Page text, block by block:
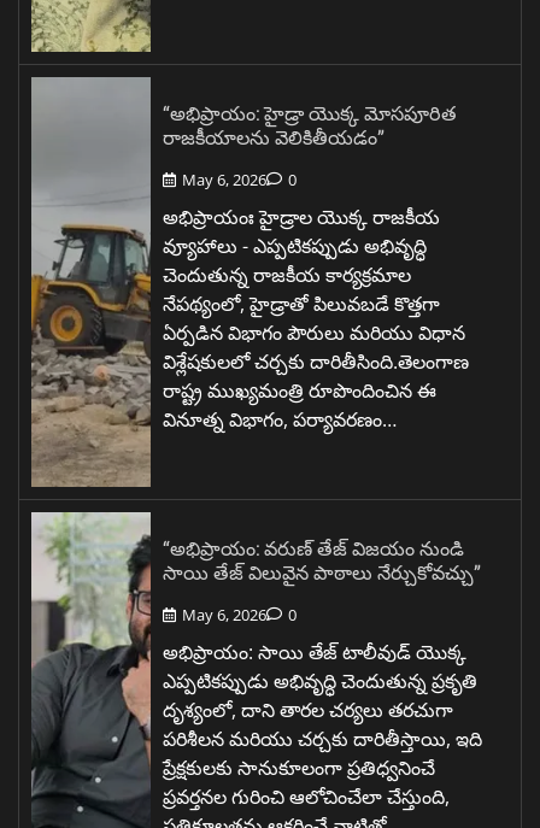
“అభిప్రాయం: హైడ్రా యొక్క మోసపూరిత
రాజకీయాలను వెలికితీయడం”
May 6, 2026 0
అభిప్రాయంః హైడ్రాల యొక్క రాజకీయ
వ్యూహాలు - ఎప్పటికప్పుడు అభివృద్ధి
చెందుతున్న రాజకీయ కార్యక్రమాల
నేపథ్యంలో, హైడ్రాతో పిలువబడే కొత్తగా
ఏర్పడిన విభాగం పౌరులు మరియు విధాన
విశ్లేషకులలో చర్చకు దారితీసింది.తెలంగాణ
రాష్ట్ర ముఖ్యమంత్రి రూపొందించిన ఈ
వినూత్న విభాగం, పర్యావరణం…
“అభిప్రాయం: వరుణ్ తేజ్ విజయం నుండి
సాయి తేజ్ విలువైన పాఠాలు నేర్చుకోవచ్చు”
May 6, 2026 0
అభిప్రాయం: సాయి తేజ్ టాలీవుడ్ యొక్క
ఎప్పటికప్పుడు అభివృద్ధి చెందుతున్న ప్రకృతి
దృశ్యంలో, దాని తారల చర్యలు తరచుగా
పరిశీలన మరియు చర్చకు దారితీస్తాయి, ఇది
ప్రేక్షకులకు సానుకూలంగా ప్రతిధ్వనించే
ప్రవర్తనల గురించి ఆలోచించేలా చేస్తుంది,